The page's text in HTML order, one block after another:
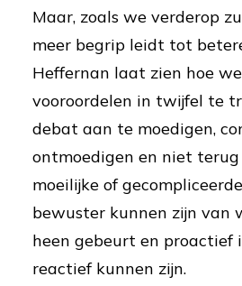
Maar, zoals we verderop
meer begrip leidt tot
Heffernan laat zien hoe
vooroordelen in twijfel te
debat aan te moedigen,
ontmoedigen en niet
moeilijke of
bewuster kunnen zijn van
heen gebeurt en proactief
reactief kunnen zijn.